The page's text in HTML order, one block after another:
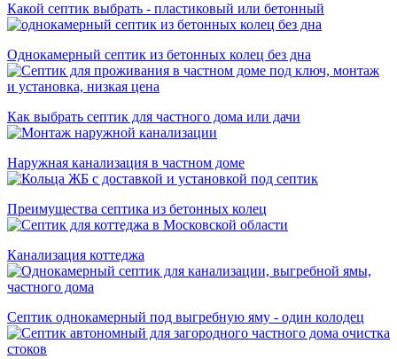
Какой септик выбрать - пластиковый или бетонный
Однокамерный септик из бетонных колец без дна
Как выбрать септик для частного дома или дачи
Наружная канализация в частном доме
Преимущества септика из бетонных колец
Канализация коттеджа
Септик однокамерный под выгребную яму - один колодец